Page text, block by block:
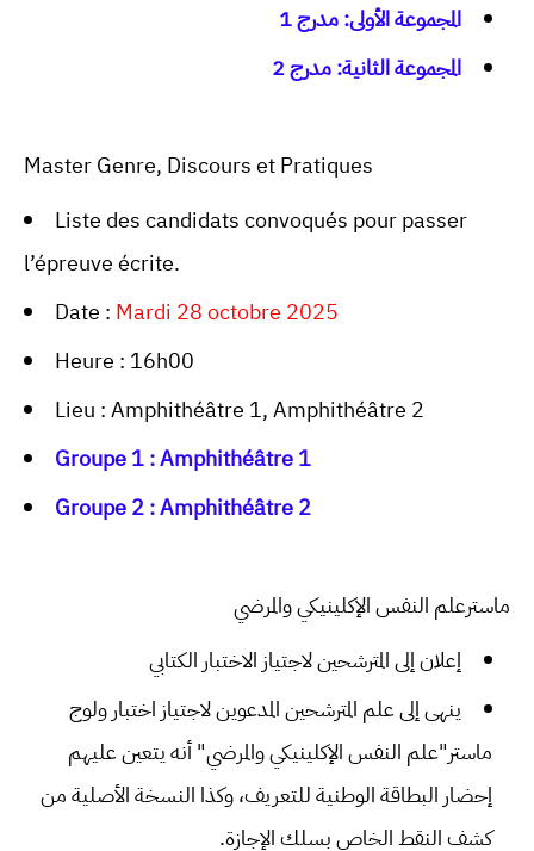
المجموعة الأولى: مدرج 1
المجموعة الثانية: مدرج 2
Master Genre, Discours et Pratiques
Liste des candidats convoqués pour passer
l’épreuve écrite.
Date : Mardi 28 octobre 2025
Heure : 16h00
Lieu : Amphithéâtre 1, Amphithéâtre 2
Groupe 1 : Amphithéâtre 1
Groupe 2 : Amphithéâtre 2
ماسترعلم النفس الإكلينيكي والمرضي
إعلان إلى المترشحين لاجتياز الاختبار الكتابي
ينهى إلى علم المترشحين المدعوين لاجتياز اختبار ولوج
ماستر"علم النفس الإكلينيكي والمرضي" أنه يتعين عليهم
إحضار البطاقة الوطنية للتعريف، وكذا النسخة الأصلية من
كشف النقط الخاص بسلك الإجازة.